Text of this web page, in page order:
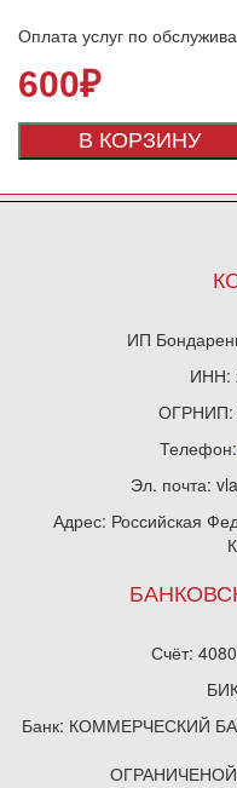
Оплата услуг по
600₽
В КОРЗИНУ
ИП
ИНН:
ОГРНИП:
Телефон:
Эл. почта:
Адрес: Российская
Счёт:
Банк: КОММЕРЧЕСКИЙ